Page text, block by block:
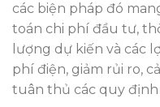
các biện pháp đó
toán chi phí đầu tư,
lượng dự kiến và các
phí điện, giảm rủi ro,
tuân thủ các quy